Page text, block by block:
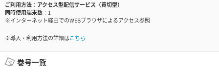
ご利用方法
アクセス型配信サービス（買切型）
同時使用端末数
1
※インターネット経由でのWEBブラウザによるアクセス参照
※導入・利用方法の詳細はこちら
巻号一覧